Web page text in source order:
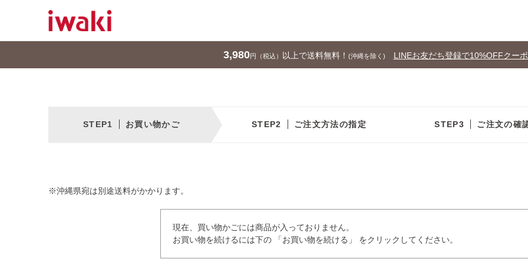
3,980円（税込） 以上で送料無料！ (沖縄を除く) LINEお友だち登録で10%OFFクー
お買い物かご ご注文方法の指定 ご注文の確
※沖縄県宛は別途送料がかかります。
現在、買い物かごには商品が入っておりません。
お買い物を続けるには下の 「お買い物を続ける」 をクリックしてください。